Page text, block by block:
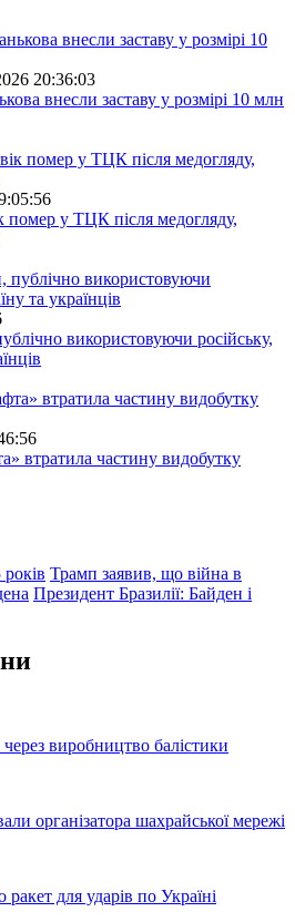
20:36:03
внесли заставу у розмірі 10 млн
у ТЦК після медогляду,
використовуючи російську,
втратила частину видобутку
Трамп заявив, що війна в
Президент Бразилії: Байден і
виробництво балістики
організатора шахрайської мережі
для ударів по Україні